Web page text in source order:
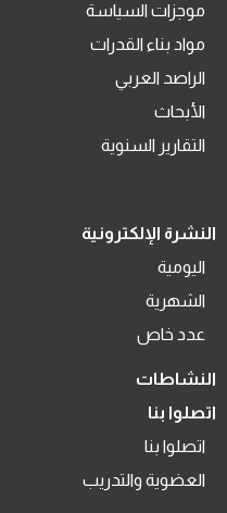
موجزات السياسة
مواد بناء القدرات
الراصد العربي
الأبحاث
التقارير السنوية
النشرة الإلكترونية
اليومية
الشهرية
عدد خاص
النشاطات
اتصلوا بنا
اتصلوا بنا
العضوية والتدريب